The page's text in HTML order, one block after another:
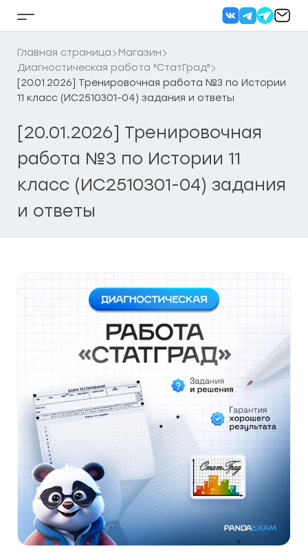
Кнопка
бокового
меню
Главная страница
Магазин
Диагностическая работа "СтатГрад"
[20.01.2026] Тренировочная работа №3 по Истории
11 класс (ИС2510301-04) задания и ответы
[20.01.2026] Тренировочная
работа №3 по Истории 11
класс (ИС2510301-04) задания
и ответы